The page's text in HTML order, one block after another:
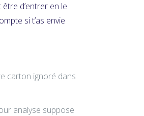
d’entrer en le
si t’as envie
carton ignoré dans
analyse suppose